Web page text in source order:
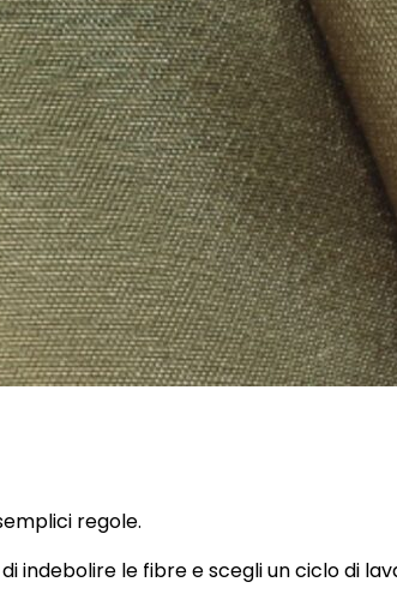
regole.
indebolire le fibre e scegli un ciclo di